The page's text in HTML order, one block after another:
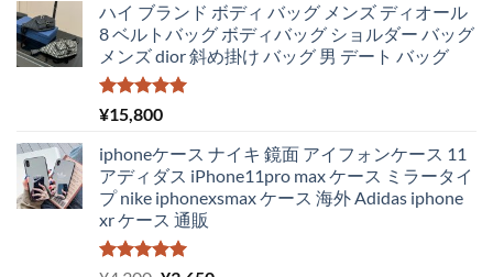
ハイ ブランド ボディ バッグ メンズ ディオール
8 ベルトバッグ ボディバッグ ショルダー バッグ
メンズ dior 斜め掛け バッグ 男 デート バッグ
5段階中
5.00の評価
¥15,800
iphoneケース ナイキ 鏡面 アイフォンケース 11
アディダス iPhone11pro max ケース ミラータイ
プ nike iphonexsmax ケース 海外 Adidas iphone
xr ケース 通販